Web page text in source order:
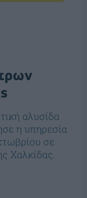
αλυσίδα
η υπηρεσία
σε
Χαλκίδας.